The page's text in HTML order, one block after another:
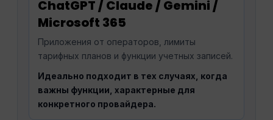
ChatGPT / Claude / Gemini /
Microsoft 365
Приложения от операторов, лимиты
тарифных планов и функции учетных записей.
Идеально подходит в тех случаях, когда
важны функции, характерные для
конкретного провайдера.